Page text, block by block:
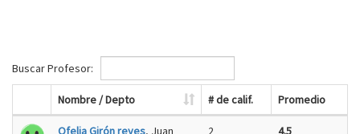
Buscar Profesor:
Nombre / Depto # de calif. Promedio
Ofelia Girón reyes, Juan 2 4.5